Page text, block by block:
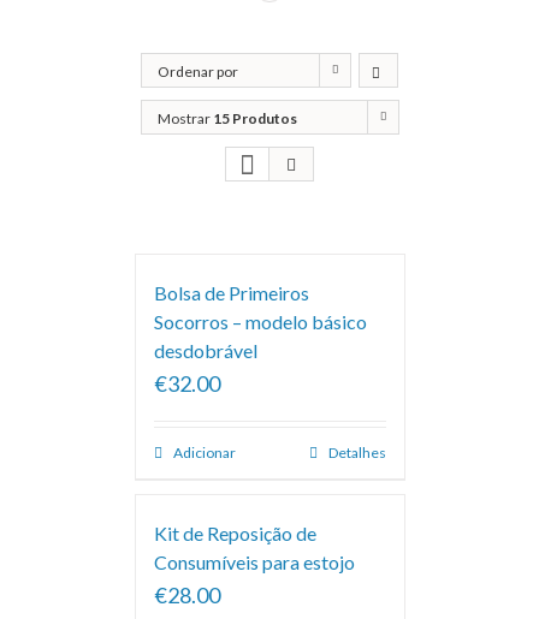
Ordenar por
Popularidade
Mostrar 15 Produtos
Bolsa de Primeiros
Socorros – modelo básico
desdobrável
€32.00
Adicionar Detalhes
Kit de Reposição de
Consumíveis para estojo
€28.00